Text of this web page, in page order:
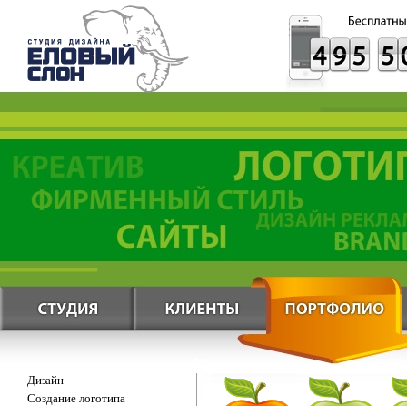
Дизайн
Создание логотипа